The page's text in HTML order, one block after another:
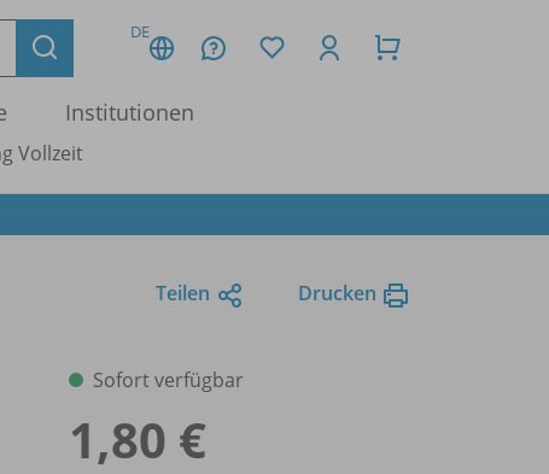
DE
Institutionen
Vollzeit
Teilen Drucken
Sofort verfügbar
1,80 €